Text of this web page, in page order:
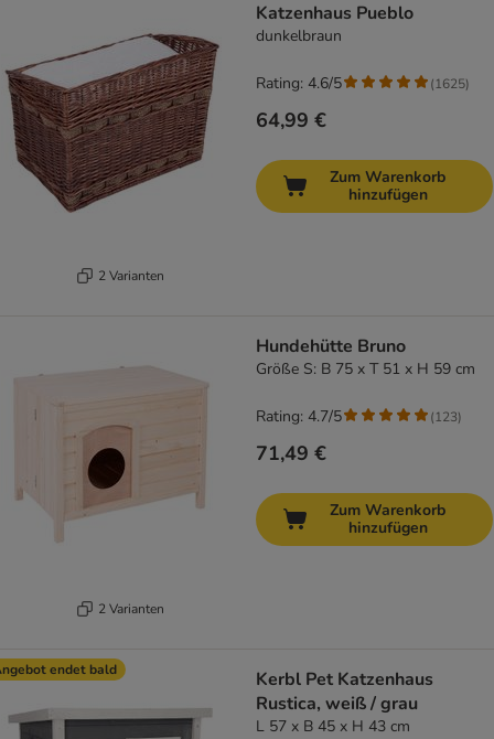
2 Varianten
Katzenhaus Pueblo
dunkelbraun
64,99 €
Rating: 4.6/5 (1625)
Zum Warenkorb
hinzufügen
2 Varianten
Hundehütte Bruno
Größe S: B 75 x T 51 x H 59 cm
71,49 €
Rating: 4.7/5 (123)
Zum Warenkorb
hinzufügen
endet bald
Kerbl Pet Katzenhaus
Rustica, weiß / grau
L 57 x B 45 x H 43 cm